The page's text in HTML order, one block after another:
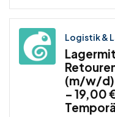
Logistik &
(m/w/d)
– 19,00